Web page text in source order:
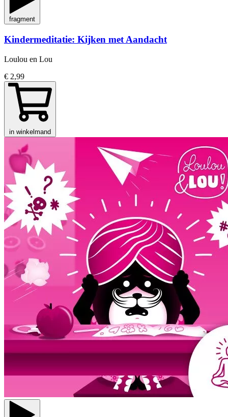
fragment
Kindermeditatie: Kijken met Aandacht
Loulou en Lou
€ 2,99
in winkelmand